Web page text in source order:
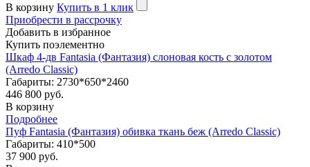
В корзину Купить в 1 клик
Приобрести в рассрочку
Добавить в избранное
Купить поэлементно
Шкаф 4-дв Fantasia (Фантазия) слоновая кость с золотом
(Arredo Classic)
Габариты: 2730*650*2460
446 800 руб.
В корзину
Подробнее
Пуф Fantasia (Фантазия) обивка ткань беж (Arredo Classic)
Габариты: 410*500
37 900 руб.